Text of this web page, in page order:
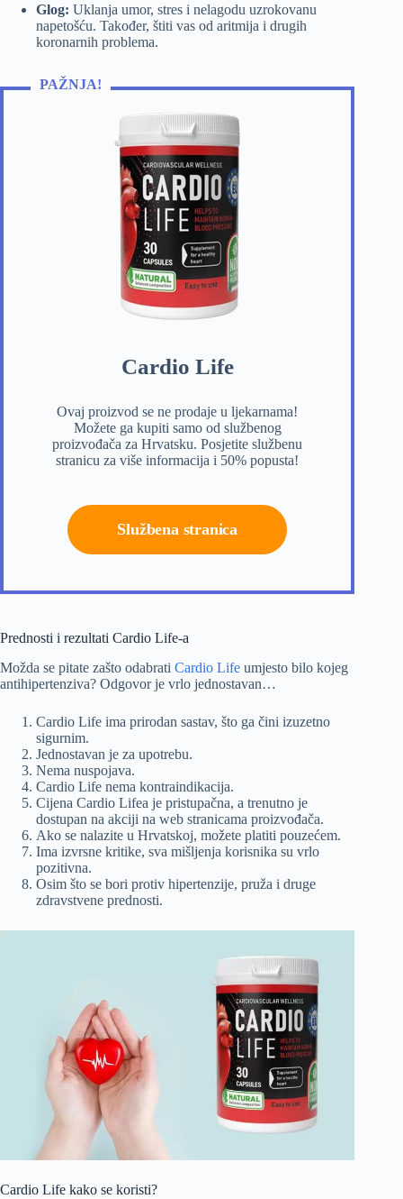
Glog: Uklanja umor, stres i nelagodu uzrokovanu
napetošću. Također, štiti vas od aritmija i drugih
koronarnih problema.
PAŽNJA!
Cardio Life
Ovaj proizvod se ne prodaje u ljekarnama!
Možete ga kupiti samo od službenog
proizvođača za Hrvatsku. Posjetite službenu
stranicu za više informacija i 50% popusta!
Službena stranica
Prednosti i rezultati Cardio Life-a
Možda se pitate zašto odabrati Cardio Life umjesto bilo kojeg
antihipertenziva? Odgovor je vrlo jednostavan…
Cardio Life ima prirodan sastav, što ga čini izuzetno
sigurnim.
Jednostavan je za upotrebu.
Nema nuspojava.
Cardio Life nema kontraindikacija.
Cijena Cardio Lifea je pristupačna, a trenutno je
dostupan na akciji na web stranicama proizvođača.
Ako se nalazite u Hrvatskoj, možete platiti pouzećem.
Ima izvrsne kritike, sva mišljenja korisnika su vrlo
pozitivna.
Osim što se bori protiv hipertenzije, pruža i druge
zdravstvene prednosti.
Cardio Life kako se koristi?